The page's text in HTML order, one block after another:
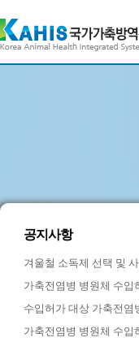
공지사항
겨울철 소독제 선택 및
가축전염병 병원체 수입
수입허가 대상 가축전염
가축전염병 병원체 수입